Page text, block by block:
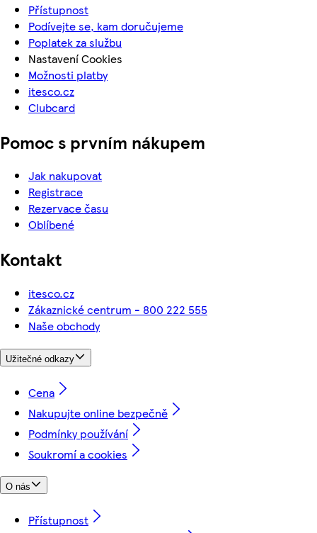
Přístupnost
Podívejte se, kam doručujeme
Poplatek za službu
Nastavení Cookies
Možnosti platby
itesco.cz
Clubcard
Pomoc s prvním nákupem
Jak nakupovat
Registrace
Rezervace času
Oblíbené
Kontakt
itesco.cz
Zákaznické centrum - 800 222 555
Naše obchody
Užitečné odkazy
Cena
Nakupujte online bezpečně
Podmínky používání
Soukromí a cookies
O nás
Přístupnost